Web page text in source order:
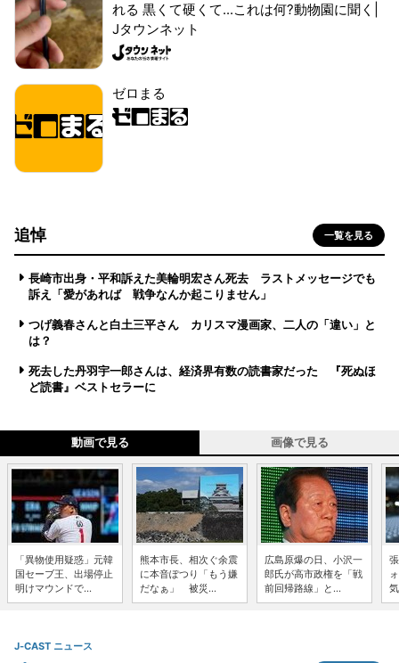
れる 黒くて硬くて...これは何?動物園に聞く|
Jタウンネット
ゼロまる
追悼 一覧を見る
長崎市出身・平和訴えた美輪明宏さん死去 ラストメッセージでも
訴え「愛があれば 戦争なんか起こりません」
つげ義春さんと白土三平さん カリスマ漫画家、二人の「違い」と
は？
死去した丹羽宇一郎さんは、経済界有数の読書家だった 『死ぬほ
ど読書』ベストセラーに
動画で見る 画像で見る
「異物使用疑惑」元韓
国セーブ王、出場停止
明けマウンドで...
熊本市長、相次ぐ余震
に本音ぽつり「もう嫌
だなぁ」 被災...
広島原爆の日、小沢一
郎氏が高市政権を「戦
前回帰路線」と...
J-CAST ニュース